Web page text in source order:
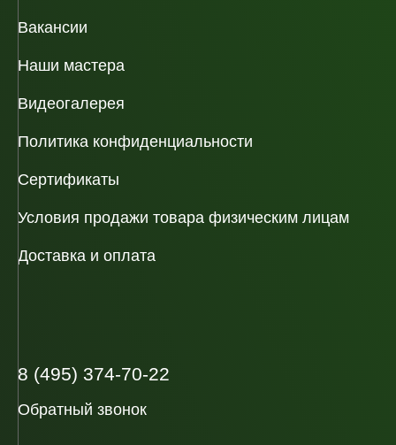
Вакансии
Наши мастера
Видеогалерея
Политика конфиденциальности
Сертификаты
Условия продажи товара физическим лицам
Доставка и оплата
8 (495) 374-70-22
Обратный звонок